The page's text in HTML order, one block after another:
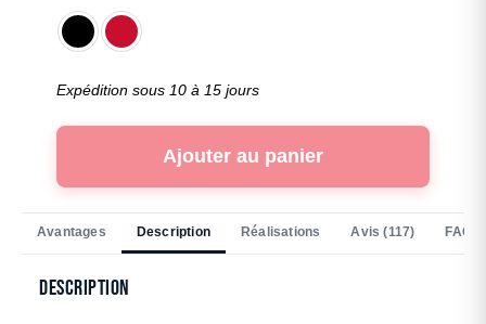
Expédition sous 10 à 15 jours
Ajouter au panier
Avantages Description Réalisations Avis (117) FAQ
Description